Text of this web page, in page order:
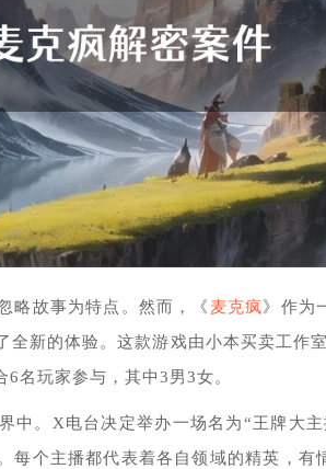
略故事为特点。然而，《 麦克疯》作为
新的体验。这款游戏由小本买卖工作
名玩家参与，其中3男3女。
中。X电台决定举办一场名为“王牌大
每个主播都代表着各自领域的精英，有